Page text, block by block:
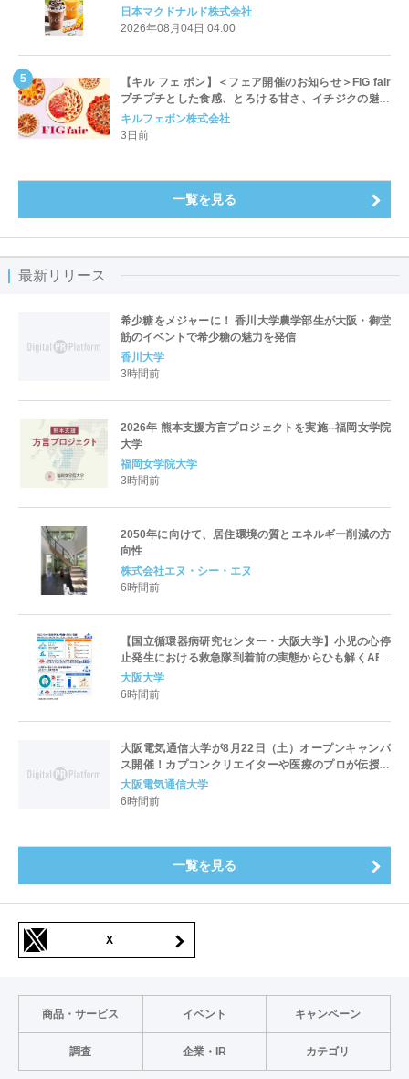
ッペ」「マンゴースムージー」8月5日（水）から販売
開始
日本マクドナルド株式会社
2026年08月04日 04:00
【キル フェ ボン】＜フェア開催のお知らせ＞FIG fair
プチプチとした食感、とろける甘さ、イチジクの魅力
をたっぷりと。新作を含め、イチジク尽くしの全4種が
登場8月20日（木）スタート
キルフェボン株式会社
3日前
一覧を見る
最新リリース
希少糖をメジャーに！ 香川大学農学部生が大阪・御堂
筋のイベントで希少糖の魅力を発信
香川大学
3時間前
2026年 熊本支援方言プロジェクトを実施--福岡女学院
大学
福岡女学院大学
3時間前
2050年に向けて、居住環境の質とエネルギー削減の方
向性
株式会社エヌ・シー・エヌ
6時間前
【国立循環器病研究センター・大阪大学】小児の心停
止発生における救急隊到着前の実態からひも解くAED
パッド装着と良好な神経学的転帰との関連性
大阪大学
6時間前
大阪電気通信大学が8月22日（土）オープンキャンパ
ス開催！カプコンクリエイターや医療のプロが伝授！
未来を拓く特別講演を実施～「万博レガシーイベン
ト」会場と本学会場をフィジカルアバターでつなぐコ
大阪電気通信大学
6時間前
一覧を見る
X
商品・サービス イベント キャンペーン
調査 企業・IR カテゴリ